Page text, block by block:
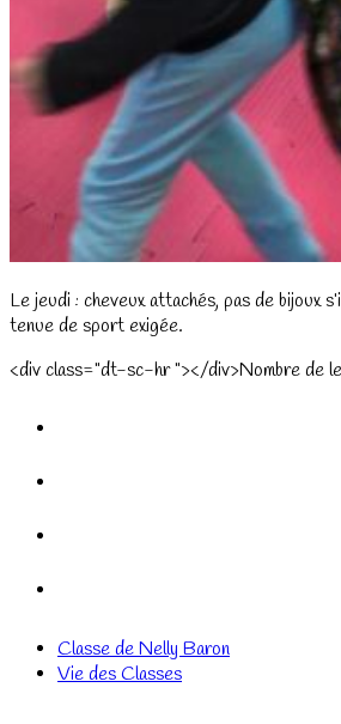
Le jeudi : cheveux attachés, pas de bijoux
tenue de sport exigée.
<div class="dt-sc-hr "></div>Nombre de
Classe de Nelly Baron
Vie des Classes